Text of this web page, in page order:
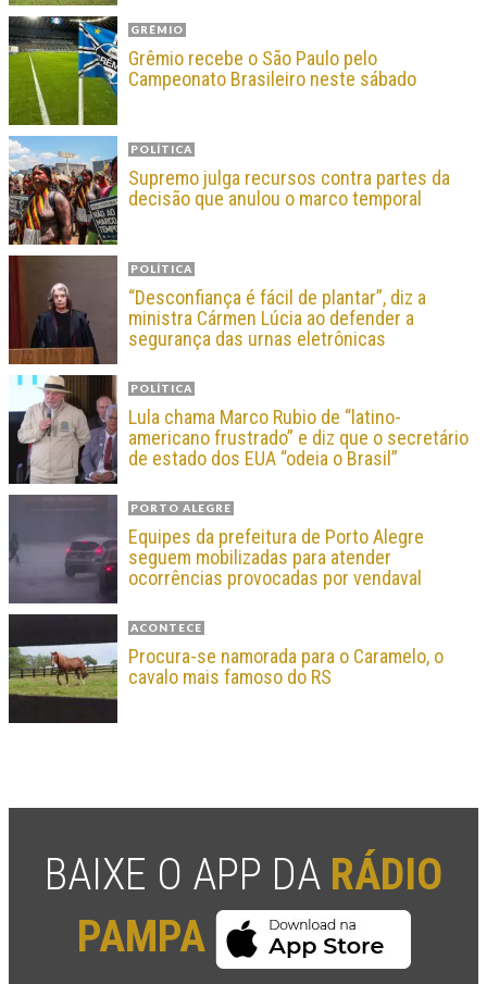
GRÊMIO
Grêmio recebe o São Paulo pelo
Campeonato Brasileiro neste sábado
POLÍTICA
Supremo julga recursos contra partes da
decisão que anulou o marco temporal
POLÍTICA
“Desconfiança é fácil de plantar”, diz a
ministra Cármen Lúcia ao defender a
segurança das urnas eletrônicas
POLÍTICA
Lula chama Marco Rubio de “latino-
americano frustrado” e diz que o secretário
de estado dos EUA “odeia o Brasil”
PORTO ALEGRE
Equipes da prefeitura de Porto Alegre
seguem mobilizadas para atender
ocorrências provocadas por vendaval
ACONTECE
Procura-se namorada para o Caramelo, o
cavalo mais famoso do RS
BAIXE O APP DA RÁDIO
PAMPA